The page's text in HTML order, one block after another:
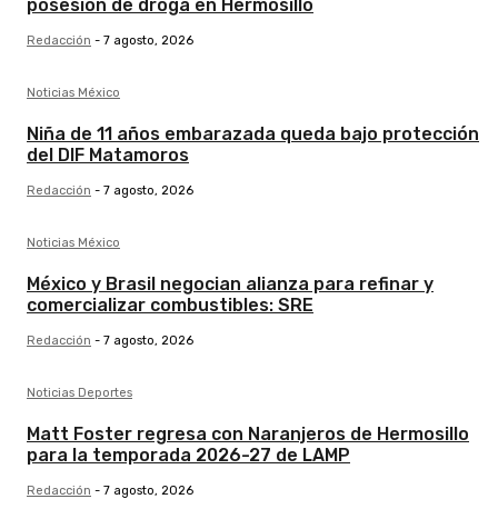
posesión de droga en Hermosillo
Redacción - 7 agosto, 2026
Noticias México
Niña de 11 años embarazada queda bajo protección
del DIF Matamoros
Redacción - 7 agosto, 2026
Noticias México
México y Brasil negocian alianza para refinar y
comercializar combustibles: SRE
Redacción - 7 agosto, 2026
Noticias Deportes
Matt Foster regresa con Naranjeros de Hermosillo
para la temporada 2026-27 de LAMP
Redacción - 7 agosto, 2026